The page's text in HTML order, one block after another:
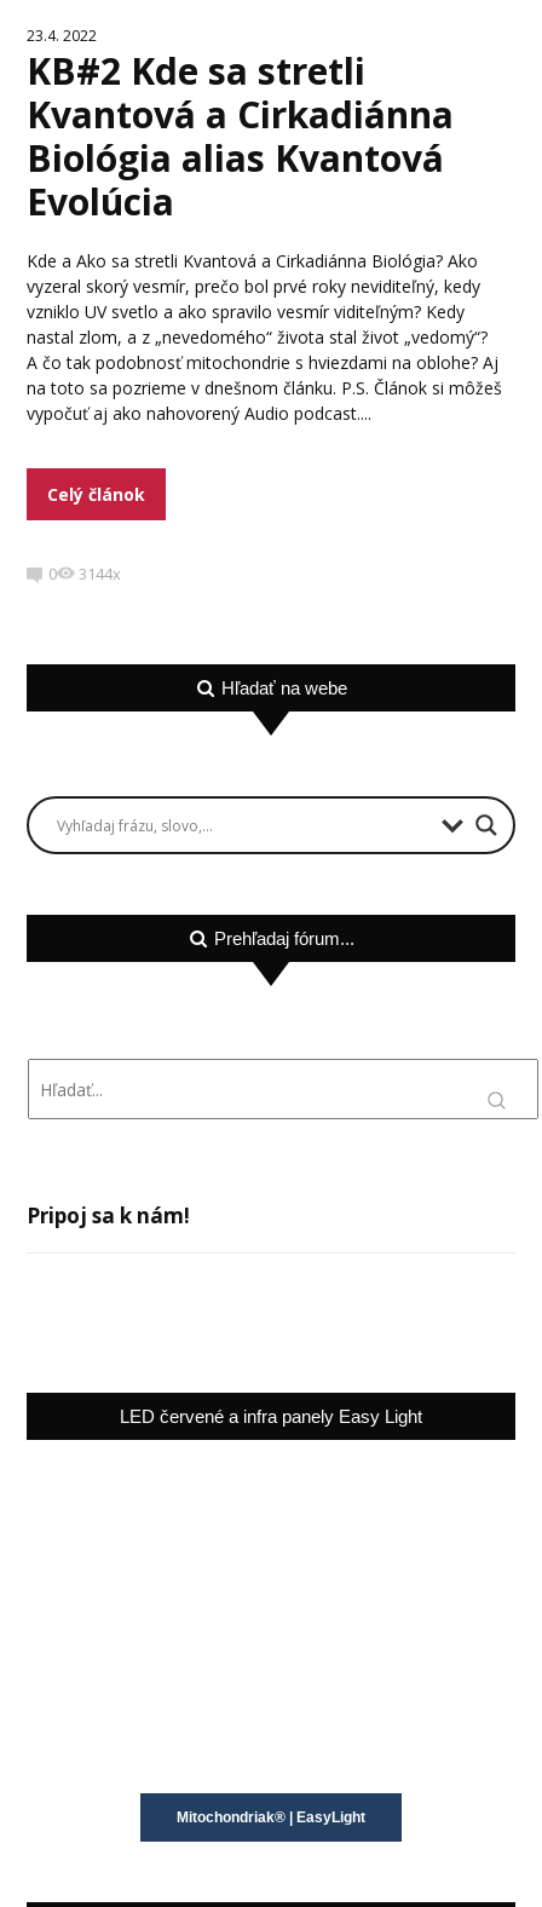
23.4. 2022
KB#2 Kde sa stretli
Kvantová a Cirkadiánna
Biológia alias Kvantová
Evolúcia
Kde a Ako sa stretli Kvantová a Cirkadiánna Biológia? Ako
vyzeral skorý vesmír, prečo bol prvé roky neviditeľný, kedy
vzniklo UV svetlo a ako spravilo vesmír viditeľným? Kedy
nastal zlom, a z „nevedomého“ života stal život „vedomý“?
A čo tak podobnosť mitochondrie s hviezdami na oblohe? Aj
na toto sa pozrieme v dnešnom článku. P.S. Článok si môžeš
vypočuť aj ako nahovorený Audio podcast....
Celý článok
0 3144x
Hľadať na webe
Prehľadaj fórum...
Pripoj sa k nám!
LED červené a infra panely Easy Light
Mitochondriak® | EasyLight